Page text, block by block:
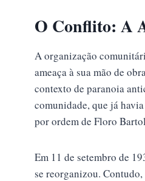
O Conflito: A
A organização
ameaça à sua mão de
contexto de paranoia
comunidade, que já
por ordem de Floro
Em 11 de setembro de
se reorganizou.